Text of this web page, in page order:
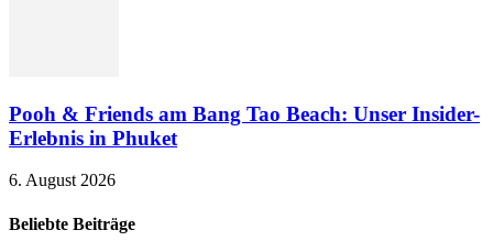
Pooh & Friends am Bang Tao Beach: Unser Insider-
Erlebnis in Phuket
6. August 2026
Beliebte Beiträge